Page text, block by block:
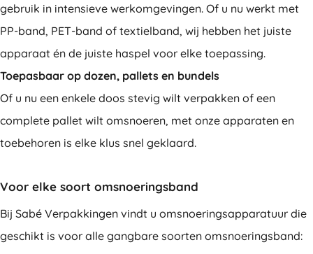
gebruik in intensieve werkomgevingen. Of u nu werkt met
PP-band, PET-band of textielband, wij hebben het juiste
apparaat én de juiste haspel voor elke toepassing.
Toepasbaar op dozen, pallets en bundels
Of u nu een enkele doos stevig wilt verpakken of een
complete pallet wilt omsnoeren, met onze apparaten en
toebehoren is elke klus snel geklaard.
Voor elke soort omsnoeringsband
Bij Sabé Verpakkingen vindt u omsnoeringsapparatuur die
geschikt is voor alle gangbare soorten omsnoeringsband: